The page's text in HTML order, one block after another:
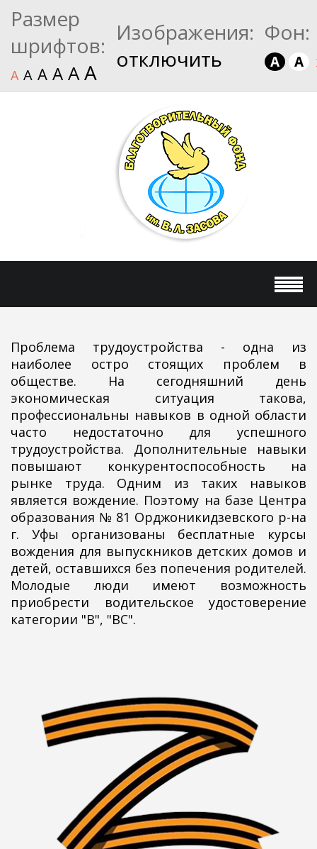
Размер
шрифтов:
A A A A AA
Изображения:
отключить
Фон:
A A
Проблема трудоустройства - одна из
наиболее остро стоящих проблем в
обществе. На сегодняшний день
экономическая ситуация такова,
профессиональны навыков в одной области
часто недостаточно для успешного
трудоустройства. Дополнительные навыки
повышают конкурентоспособность на
рынке труда. Одним из таких навыков
является вождение. Поэтому на базе Центра
образования № 81 Орджоникидзевского р-на
г. Уфы организованы бесплатные курсы
вождения для выпускников детских домов и
детей, оставшихся без попечения родителей.
Молодые люди имеют возможность
приобрести водительское удостоверение
категории "В", "ВС".